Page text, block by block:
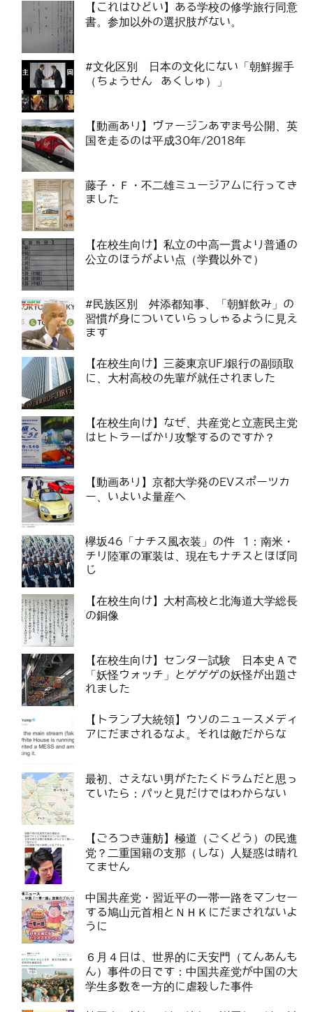
【これはひどい】ある学校の修学旅行同意
書。参加以外の選択肢がない。
#文化区別 日本の文化にない「朝鮮握手
（ちょうせん あくしゅ）」
【動画あり】ヴァージンあずま号公開、英
国を走るのは平成30年/2018年
藤子・Ｆ・不二雄ミュージアムに行ってき
ました
【在校生向け】私立の中高一貫より普通の
公立のほうがよい点（学費以外で）
#民族区別 舛添都知事、「朝鮮飲み」の
習慣が身についていらっしゃるように見え
ます
【在校生向け】三菱東京UFJ銀行の副頭取
に、大村高校の先輩が就任されました
【在校生向け】なぜ、共産党と立憲民主党
はヒトラーばかり攻撃するのですか？
【動画あり】京都大学発のEVスポーツカ
ー、いよいよ量産へ
欅坂46「ナチス風衣装」の件 1：南米・
チリ陸軍の軍装は、現在もナチスとほぼ同
じ
【在校生向け】大村高校と北海道大学総長
の銅像
【在校生向け】センター試験 日本史Ａで
「妖怪ウォッチ」とゲゲゲの妖怪が出題さ
れました
【トランプ大統領】ウソのニュースメディ
アにだまされるなよ。それは敵だからな
最初、さえない男がたたくドラムだと思っ
ていたら：パッと見だけではわからない
【ごろつき蓮舫】極道（ごくどう）の民進
党？二重国籍の支那（しな）人疑惑は晴れ
てません
中国共産党・習近平の一帯一路をマンセー
する鳩山元首相とＮＨＫにだまされないよ
うに
６月４日は、世界的に天安門（てんあんも
ん）事件の日です：中国共産党が中国の大
学生多数を一方的に虐殺した事件